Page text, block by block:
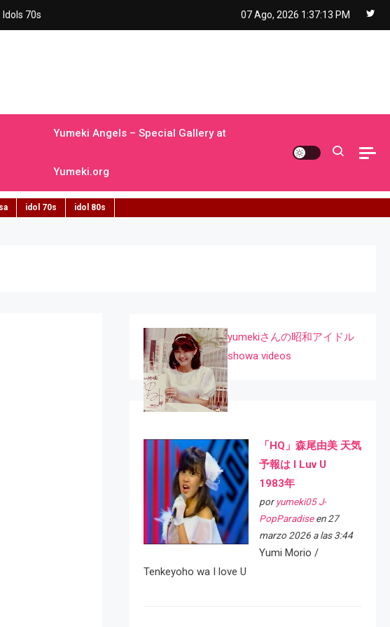
Idols 70s 07 Ago, 2026 1:37:14 PM
Yumeki Angels – Special Gallery at
Yumeki.org
idol 70s idol 80s
yumekiさんの昭和アイドル
showa videos
「HQ」森尾由美 天気
予報は I Luv U
1983年
por yumeki05 J-
PopParadiseen 27
marzo 2026 a las 3:44
Yumi Morio /
Tenkeyoho wa I love U